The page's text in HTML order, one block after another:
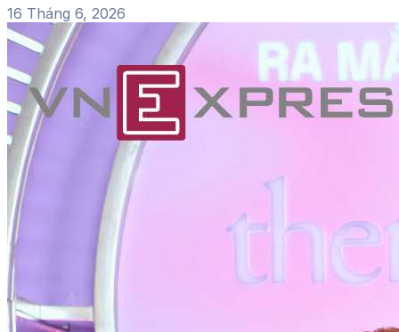
16 Tháng 6, 2026